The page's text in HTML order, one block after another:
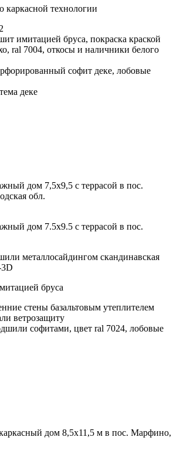
технологии
имитацией бруса, покраска краской
ral 7004, откосы и наличники белого
софит деке, лобовые
деке
дом 7,5х9,5 с террасой в пос.
обл.
дом 7.5х9.5 с террасой в пос.
металлосайдингом скандинавская
3D
бруса
стены базальтовым утеплителем
ветрозащиту
софитами, цвет ral 7024, лобовые
дом 8,5х11,5 м в пос. Марфино,